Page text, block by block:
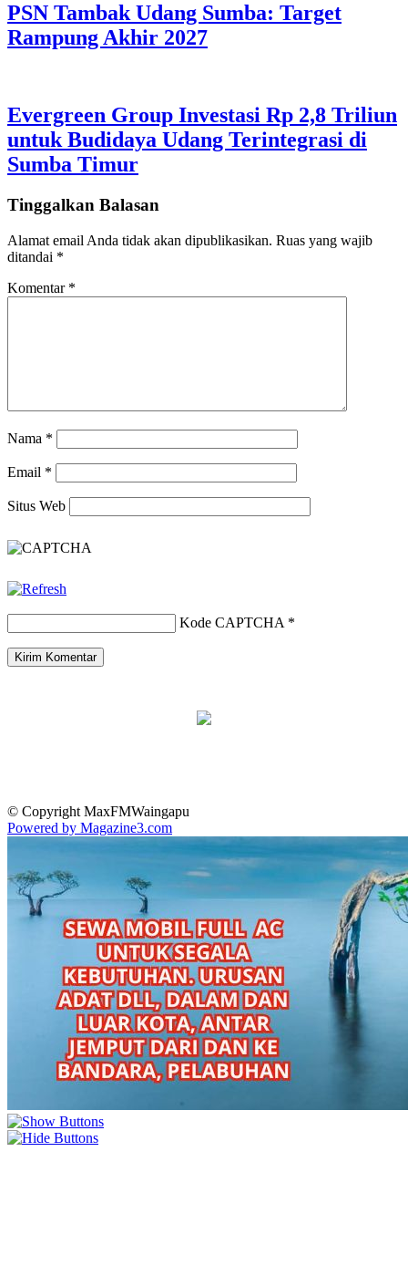
PSN Tambak Udang Sumba: Target
Rampung Akhir 2027
Evergreen Group Investasi Rp 2,8 Triliun
untuk Budidaya Udang Terintegrasi di
Sumba Timur
Tinggalkan Balasan
Alamat email Anda tidak akan dipublikasikan. Ruas yang wajib
ditandai *
Komentar *
Nama *
Email *
Situs Web
Kode CAPTCHA *
© Copyright MaxFMWaingapu
Powered by Magazine3.com